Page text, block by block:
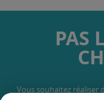
PAS
Vous souhaitez réaliser